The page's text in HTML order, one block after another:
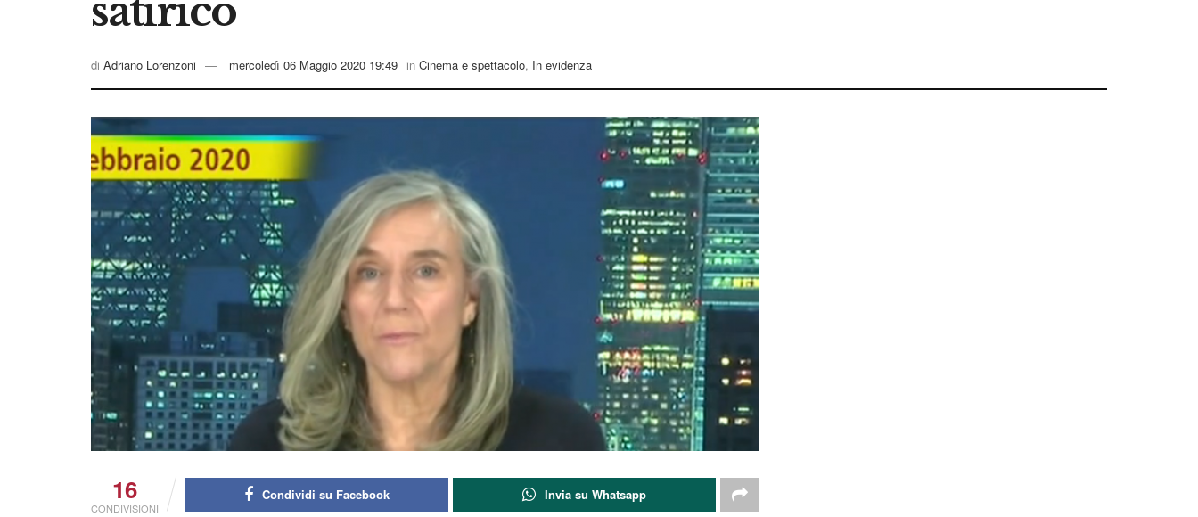
satirico
di Adriano Lorenzoni mercoledì 06 Maggio 2020 19:49 in Cinema e spettacolo, In evidenza
16
CONDIVISIONI
Condividi su Facebook Invia su Whatsapp